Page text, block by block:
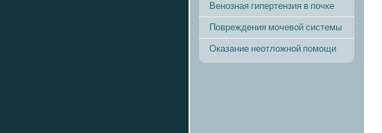
Венозная гипертензия в почке
Повреждения мочевой системы
Оказание неотложной помощи